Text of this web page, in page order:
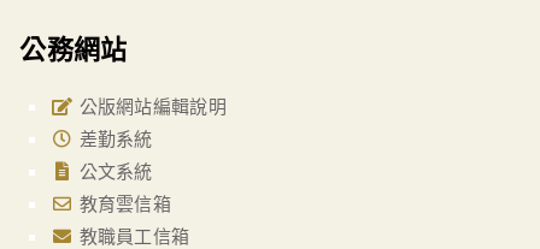
公務網站
公版網站編輯說明
差勤系統
公文系統
教育雲信箱
教職員工信箱